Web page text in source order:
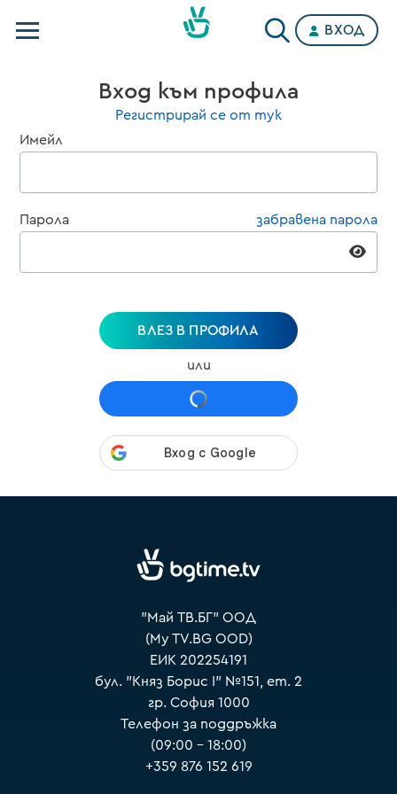
Категории
ВХОД
Вход към профила
Регистрирай се от тук
Имейл
Парола забравена парола
ВЛЕЗ В ПРОФИЛА
или
"Май ТВ.БГ" ООД
(My TV.BG OOD)
ЕИК 202254191
бул. "Княз Борис I" №151, ет. 2
гр. София 1000
Телефон за поддръжка
(09:00 – 18:00)
+359 876 152 619